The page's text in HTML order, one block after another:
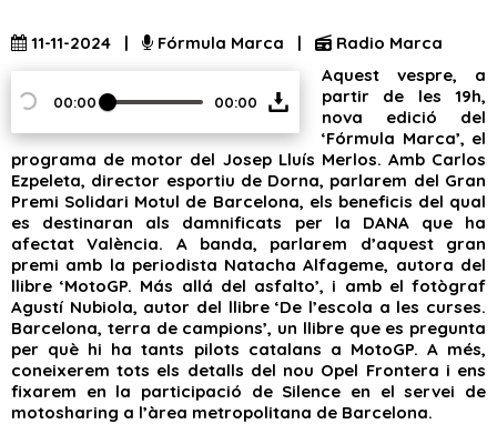
11-11-2024 | Fórmula Marca | Radio Marca
00:00 00:00
Aquest vespre, a
partir de les 19h,
nova edició del
‘Fórmula Marca’, el
programa de motor del Josep Lluís Merlos. Amb Carlos
Ezpeleta, director esportiu de Dorna, parlarem del Gran
Premi Solidari Motul de Barcelona, els beneficis del qual
es destinaran als damnificats per la DANA que ha
afectat València. A banda, parlarem d’aquest gran
premi amb la periodista Natacha Alfageme, autora del
llibre ‘MotoGP. Más allá del asfalto’, i amb el fotògraf
Agustí Nubiola, autor del llibre ‘De l’escola a les curses.
Barcelona, terra de campions’, un llibre que es pregunta
per què hi ha tants pilots catalans a MotoGP. A més,
coneixerem tots els detalls del nou Opel Frontera i ens
fixarem en la participació de Silence en el servei de
motosharing a l’àrea metropolitana de Barcelona.